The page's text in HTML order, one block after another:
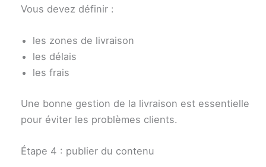
Vous devez définir :
les zones de livraison
les délais
les frais
Une bonne gestion de la livraison est essentielle
pour éviter les problèmes clients.
Étape 4 : publier du contenu